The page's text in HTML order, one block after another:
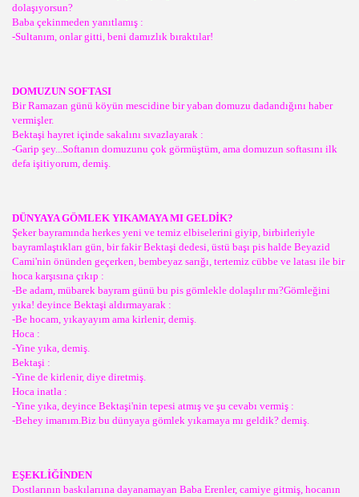
dolaşıyorsun?
Baba çekinmeden yanıtlamış :
-Sultanım, onlar gitti, beni damızlık bıraktılar!
DOMUZUN SOFTASI
Bir Ramazan günü köyün mescidine bir yaban domuzu dadandığını haber
vermişler.
Bektaşi hayret içinde sakalını sıvazlayarak :
-Garip şey...Softanın domuzunu çok görmüştüm, ama domuzun softasını ilk
defa işitiyorum, demiş.
DÜNYAYA GÖMLEK YIKAMAYA MI GELDİK?
Şeker bayramında herkes yeni ve temiz elbiselerini giyip, birbirleriyle
bayramlaştıkları gün, bir fakir Bektaşi dedesi, üstü başı pis halde Beyazid
Cami'nin önünden geçerken, bembeyaz sarığı, tertemiz cübbe ve latası ile bir
hoca karşısına çıkıp :
-Be adam, mübarek bayram günü bu pis gömlekle dolaşılır mı?Gömleğini
yıka! deyince Bektaşi aldırmayarak :
-Be hocam, yıkayayım ama kirlenir, demiş.
Hoca :
-Yine yıka, demiş.
Bektaşi :
-Yine de kirlenir, diye diretmiş.
Hoca inatla :
-Yine yıka, deyince Bektaşi'nin tepesi atmış ve şu cevabı vermiş :
-Behey imanım.Biz bu dünyaya gömlek yıkamaya mı geldik? demiş.
EŞEKLİĞİNDEN
Dostlarının baskılarıına dayanamayan Baba Erenler, camiye gitmiş, hocanın